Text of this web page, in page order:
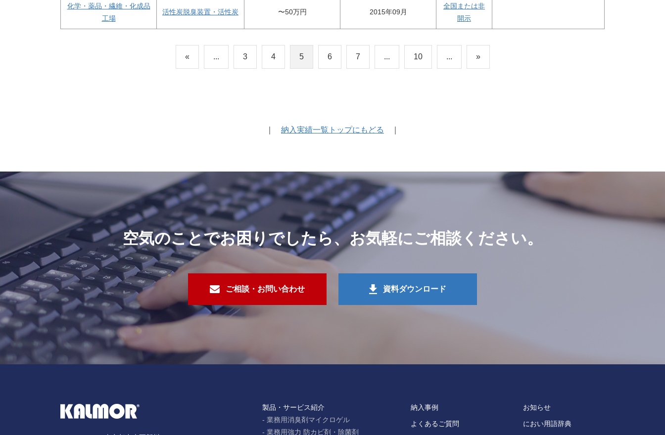
化学・薬品・繊維・化成品
工場
活性炭脱臭装置・活性炭 〜50万円 2015年09月
全国または非
開示
« ... 3 4 5 6 7 ... 10 ... »
納入実績一覧トップにもどる
空気のことでお困りでしたら、お気軽にご相談ください。
ご相談・お問い合わせ 資料ダウンロード
製品・サービス紹介
業務用消臭剤マイクロゲル
業務用強力 防カビ剤・除菌剤
納入事例
よくあるご質問
お知らせ
におい用語辞典